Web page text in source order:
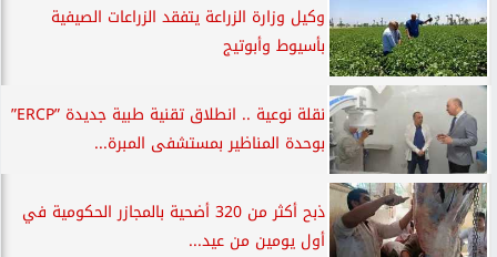
وكيل وزارة الزراعة يتفقد الزراعات الصيفية
بأسيوط وأبوتيج
نقلة نوعية .. انطلاق تقنية طبية جديدة ”ERCP”
بوحدة المناظير بمستشفى المبرة...
ذبح أكثر من 320 أضحية بالمجازر الحكومية في
أول يومين من عيد...